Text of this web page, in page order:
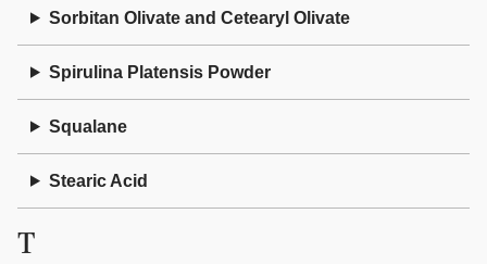
Sorbitan Olivate and Cetearyl Olivate
Spirulina Platensis Powder
Squalane
Stearic Acid
T